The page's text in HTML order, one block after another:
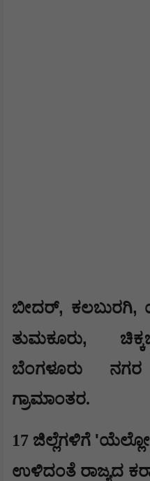
ಬೀದರ್, ಕಲಬುರಗಿ,
ತುಮಕೂರು,
ಬೆಂಗಳೂರು
ಗ್ರಾಮಾಂತರ.
17 ಜಿಲ್ಲೆಗಳಿಗೆ '
ಉಳಿದಂತೆ ರಾಜ್ಯದ